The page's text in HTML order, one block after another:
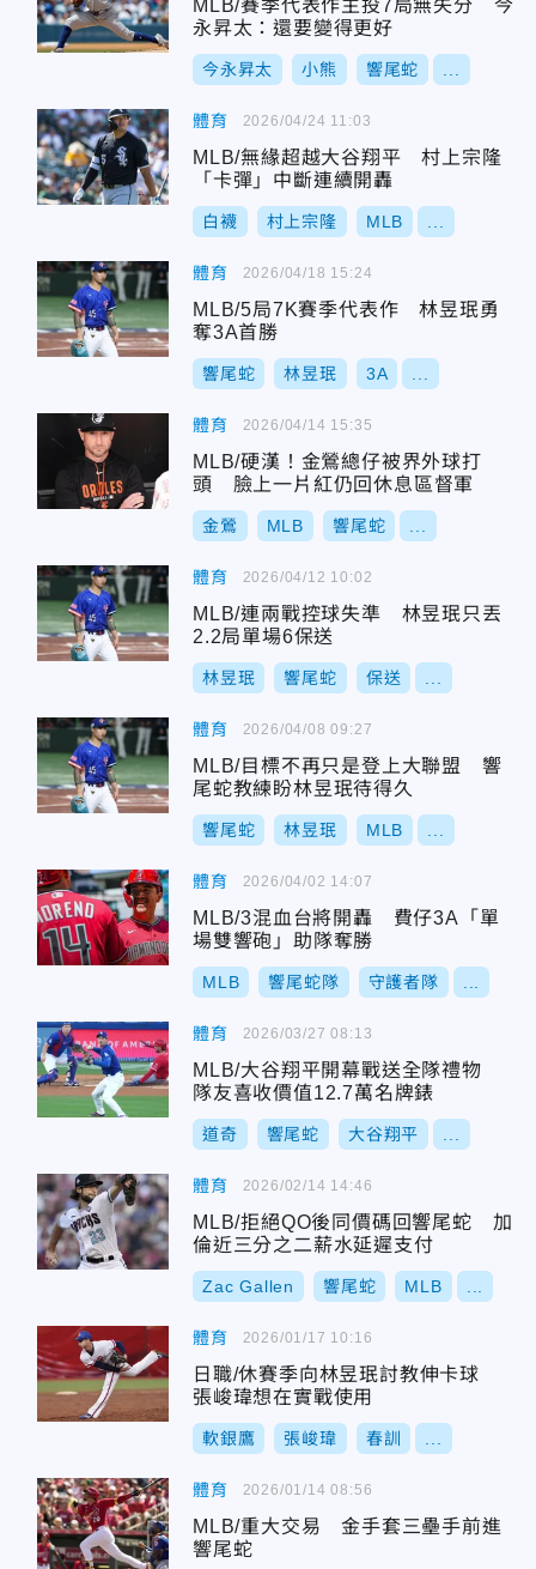
MLB/賽季代表作主投7局無失分 今
永昇太：還要變得更好
今永昇太 小熊 響尾蛇
體育
MLB/無緣超越大谷翔平 村上宗隆
「卡彈」中斷連續開轟
白襪 村上宗隆 MLB
2026/04/24 11:03
體育
MLB/5局7K賽季代表作 林昱珉勇
奪3A首勝
響尾蛇 林昱珉 3A
2026/04/18 15:24
體育
MLB/硬漢！金鶯總仔被界外球打
頭 臉上一片紅仍回休息區督軍
金鶯 MLB 響尾蛇
2026/04/14 15:35
體育
MLB/連兩戰控球失準 林昱珉只丟
2.2局單場6保送
林昱珉 響尾蛇 保送
2026/04/12 10:02
體育
MLB/目標不再只是登上大聯盟 響
尾蛇教練盼林昱珉待得久
響尾蛇 林昱珉 MLB
2026/04/08 09:27
體育
MLB/3混血台將開轟 費仔3A「單
場雙響砲」助隊奪勝
MLB 響尾蛇隊 守護者隊
2026/04/02 14:07
體育
MLB/大谷翔平開幕戰送全隊禮物
隊友喜收價值12.7萬名牌錶
道奇 響尾蛇 大谷翔平
2026/03/27 08:13
體育
MLB/拒絕QO後同價碼回響尾蛇 加
倫近三分之二薪水延遲支付
Zac Gallen 響尾蛇 MLB
2026/02/14 14:46
體育
日職/休賽季向林昱珉討教伸卡球
張峻瑋想在實戰使用
軟銀鷹 張峻瑋 春訓
2026/01/17 10:16
體育
MLB/重大交易 金手套三壘手前進
響尾蛇
2026/01/14 08:56